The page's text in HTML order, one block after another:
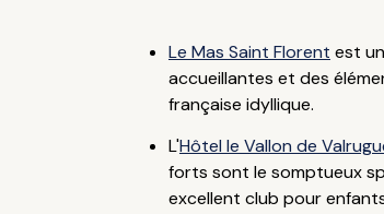
Le Mas Saint Florent est
accueillantes et des
française idyllique.
L'Hôtel le Vallon de
forts sont le somptueux
excellent club pour